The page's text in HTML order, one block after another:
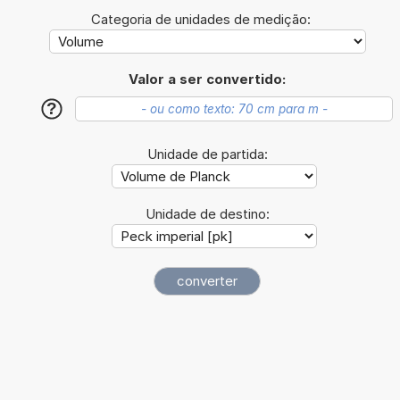
Categoria de unidades de medição:
Valor a ser convertido:
?
Unidade de partida:
Unidade de destino: